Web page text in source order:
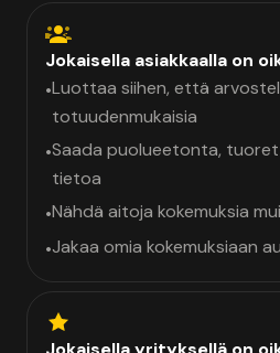
Jokaisella asiakkaalla on
•Luottaa siihen, että
totuudenmukaisia
•Saada puolueetonta,
tietoa
•Nähdä aitoja kokemuksia
•Jakaa omia kokemuksiaan